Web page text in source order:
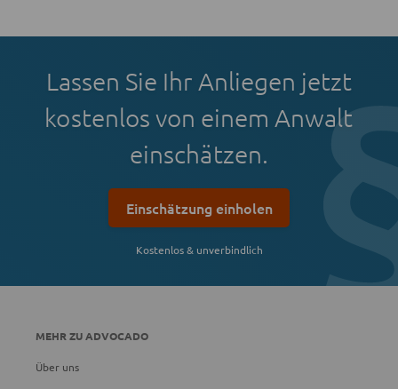
Lassen Sie Ihr Anliegen jetzt
kostenlos von einem Anwalt
einschätzen.
Einschätzung einholen
Kostenlos & unverbindlich
MEHR ZU ADVOCADO
Über uns